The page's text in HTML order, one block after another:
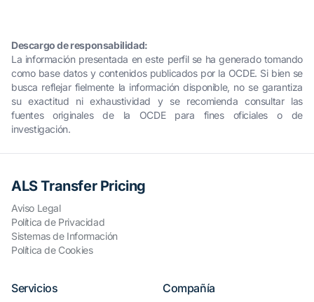
Descargo de responsabilidad:
La información presentada en este perfil se ha generado tomando
como base datos y contenidos publicados por la OCDE. Si bien se
busca reflejar fielmente la información disponible, no se garantiza
su exactitud ni exhaustividad y se recomienda consultar las
fuentes originales de la OCDE para fines oficiales o de
investigación.
ALS Transfer Pricing
Aviso Legal
Política de Privacidad
Sistemas de Información
Política de Cookies
Servicios Compañía